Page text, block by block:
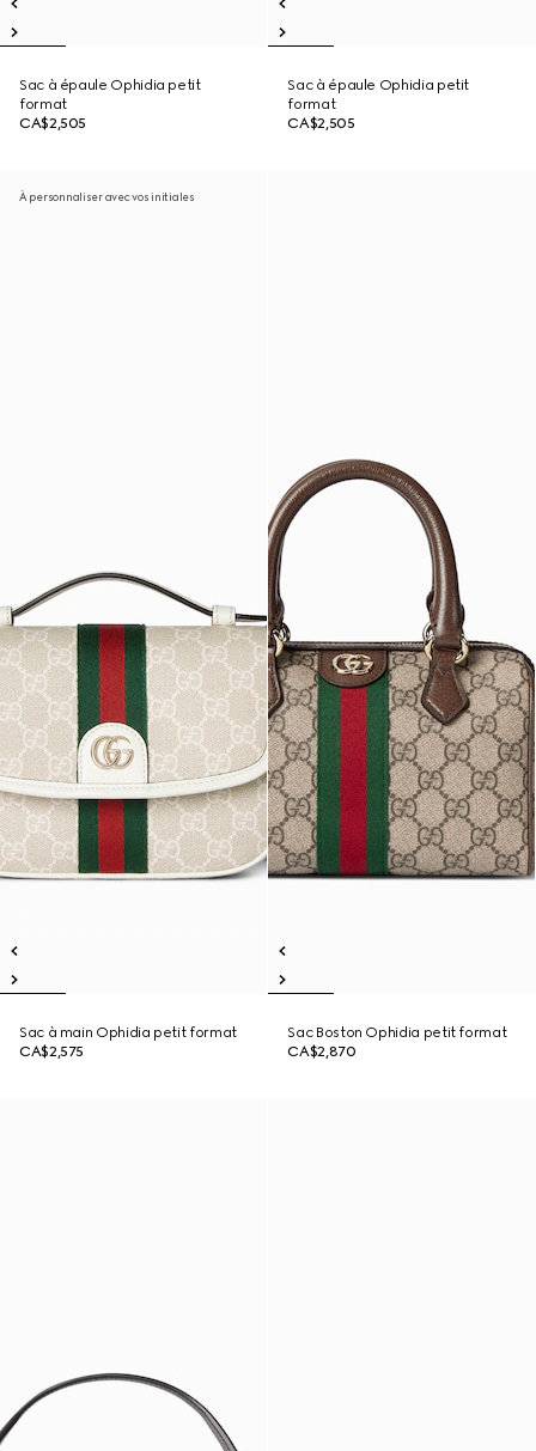
Sac à épaule Ophidia petit
format
CA$2,505
Sac à épaule Ophidia petit
format
CA$2,505
À personnaliser avec vos initiales
Sac à main Ophidia petit format
CA$2,575
Sac Boston Ophidia petit format
CA$2,870